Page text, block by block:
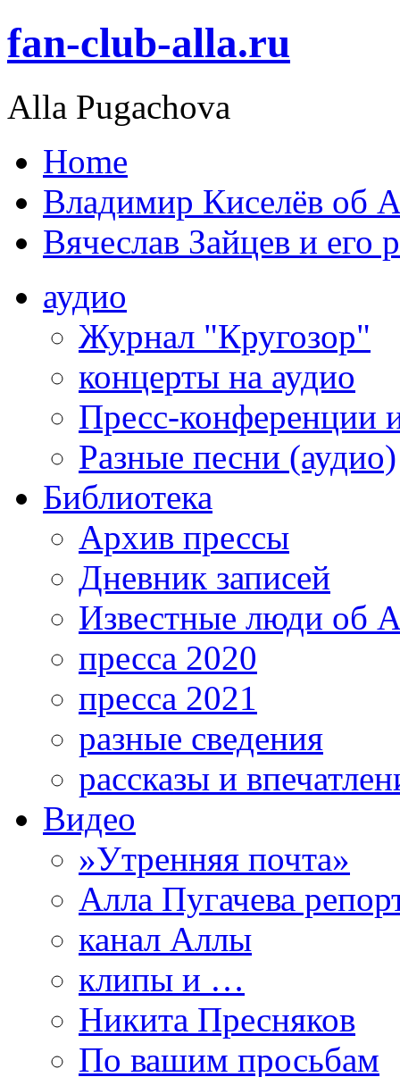
fan-club-alla.ru
Alla Pugachova
Home
Владимир Киселёв об
Вячеслав Зайцев и его
аудио
Журнал "Кругозор"
концерты на аудио
Пресс-конференции
Разные песни (аудио)
Библиотека
Архив прессы
Дневник записей
Известные люди об
пресса 2020
пресса 2021
разные сведения
рассказы и
Видео
»Утренняя почта»
Алла Пугачева
канал Аллы
клипы и …
Никита Пресняков
По вашим просьбам